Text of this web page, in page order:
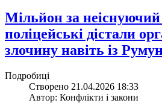
​Мільйон за неіснуючий
поліцейські дістали
злочину навіть із
Подробиці
Створено 21.04.2026 18:33
Автор: Конфлікти і закони